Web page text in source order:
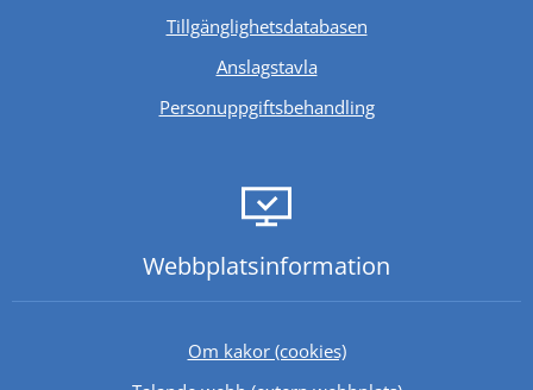
TillgänglighetsdatabasenLänk till annan
Anslagstavla
Personuppgiftsbehandling
Webbplats­information
Om kakor (cookies)